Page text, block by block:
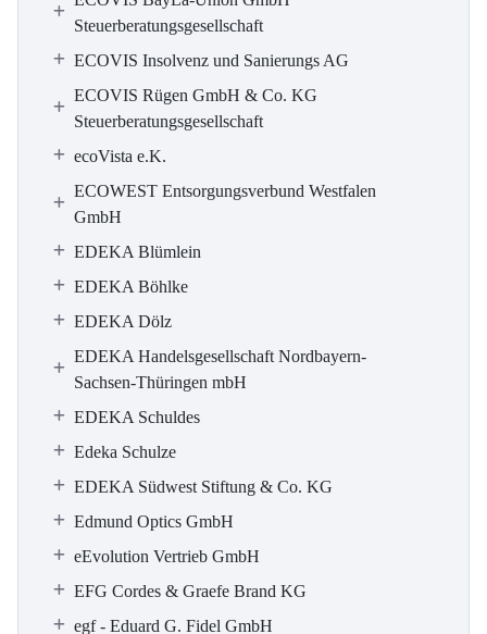
Steuerberatungsgesellschaft
ECOVIS Insolvenz und Sanierungs AG
ECOVIS Rügen GmbH & Co. KG
Steuerberatungsgesellschaft
ecoVista e.K.
ECOWEST Entsorgungsverbund Westfalen
GmbH
EDEKA Blümlein
EDEKA Böhlke
EDEKA Dölz
EDEKA Handelsgesellschaft Nordbayern-
Sachsen-Thüringen mbH
EDEKA Schuldes
Edeka Schulze
EDEKA Südwest Stiftung & Co. KG
Edmund Optics GmbH
eEvolution Vertrieb GmbH
EFG Cordes & Graefe Brand KG
egf - Eduard G. Fidel GmbH